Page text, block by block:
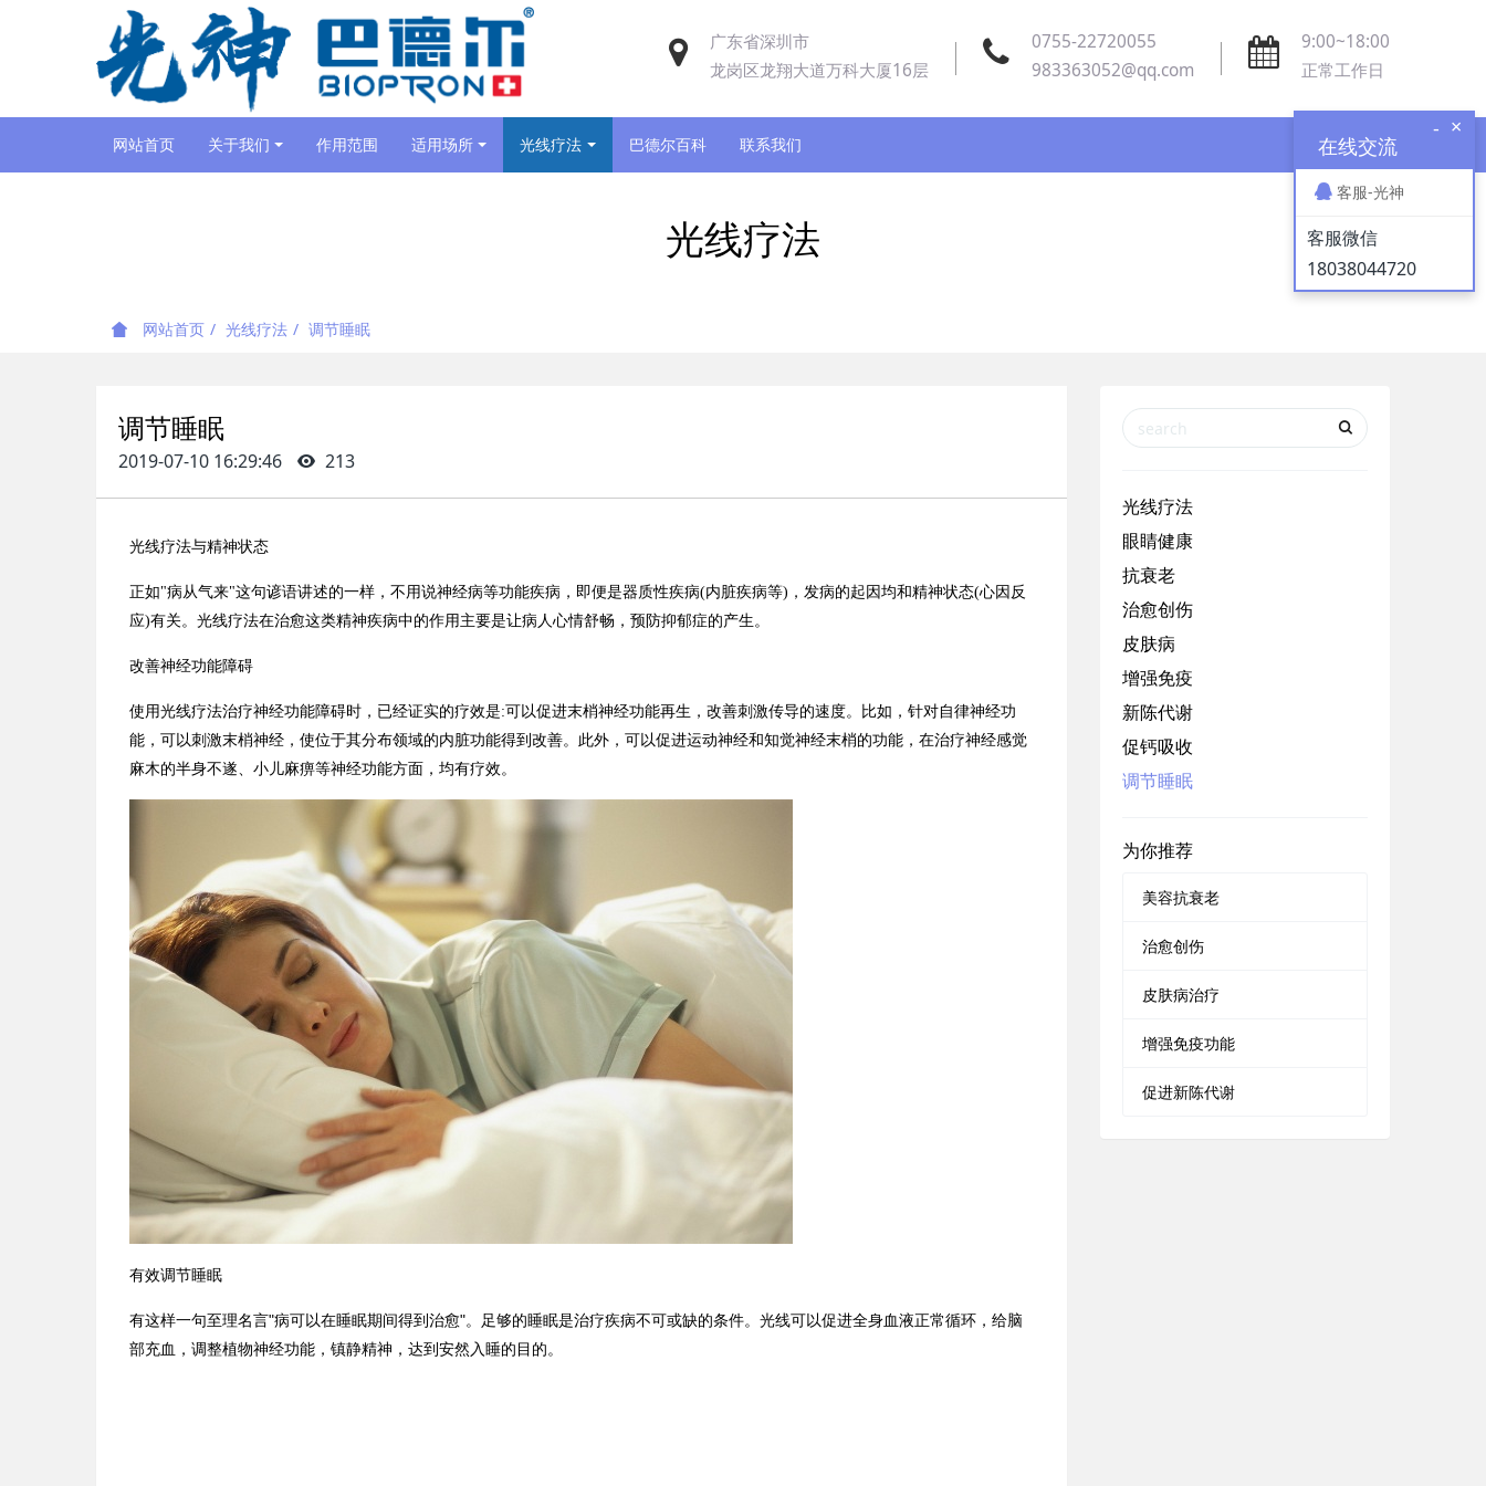
广东省深圳市
龙岗区龙翔大道万科大厦16层
0755-22720055
983363052@qq.com
9:00~18:00
正常工作日
网站首页 关于我们 作用范围 适用场所 光线疗法 巴德尔百科 联系我们
光线疗法
网站首页 光线疗法 调节睡眠
调节睡眠
2019-07-10 16:29:46 213
光线疗法与精神状态
正如"病从气来"这句谚语讲述的一样，不用说神经病等功能疾病，即便是器质性疾病(内脏疾病等) ，发病的起因均和精神状态(心因反
应)有关。 光线疗法在治愈这类精神疾病中的作用主要是让病人心情舒畅，预防抑郁症的产生。
改善神经功能障碍
使用光线疗法治疗神经功能障碍时，已经证实的疗效是:可以促进末梢神经功能再生，改善刺激传导的速度。比如，针对自律神经功
能，可以刺激末梢神经，使位于其分布领域的内脏功能得到改善。此外，可以促进运动神经和知觉神经末梢的功能，在治疗神经感觉
麻木的半身不遂、小儿麻痹等神经功能方面，均有疗效。
有效调节睡眠
有这样一句至理名言"病可以在睡眠期间得到治愈"。足够的睡眠是治疗疾病不可或缺的条件。光线可以促进全身血液正常循环，给脑
部充血，调整植物神经功能，镇静精神，达到安然入睡的目的。
光线疗法
眼睛健康
抗衰老
治愈创伤
皮肤病
增强免疫
新陈代谢
促钙吸收
调节睡眠
为你推荐
美容抗衰老
治愈创伤
皮肤病治疗
增强免疫功能
促进新陈代谢
×
-
在线交流
客服-光神
客服微信
18038044720